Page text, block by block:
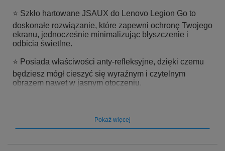
⭐ Szkło hartowane JSAUX do Lenovo Legion Go to
doskonałe rozwiązanie, które zapewni ochronę Twojego
ekranu, jednocześnie minimalizując błyszczenie i
odbicia świetlne.
⭐ Posiada właściwości anty-refleksyjne, dzięki czemu
będziesz mógł cieszyć się wyraźnym i czytelnym
obrazem nawet w jasnym otoczeniu.
Pokaż więcej